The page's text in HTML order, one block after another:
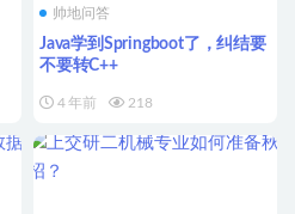
帅地问答
Java学到Springboot了，纠结要
不要转C++
4 年前 218